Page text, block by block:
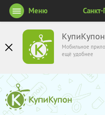
КупиКупон
Мобильное
ещё удобнее
Меню